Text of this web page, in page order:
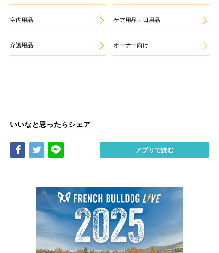
室内用品 ケア用品・日用品
介護用品 オーナー向け
いいなと思ったらシェア
Share Tweet アプリで読む